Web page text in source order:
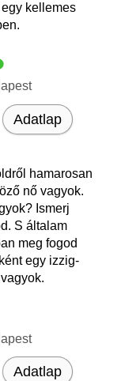
kellemes
Adatlap
hamarosan
nő vagyok.
Ismerj
S általam
meg fogod
egy izzig-
Adatlap